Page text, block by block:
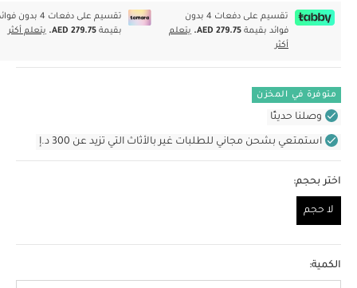
تقسيم على دفعات 4 بدون
فوائد بقيمة AED 279.75.
يتعلم
أكثر
تقسيم على دفعات 4 بدون
بقيمةAED 279.75. يتعلم أكثر
متوفرة في المخزن
وصلنا حديثًا
استمتعي بشحن مجاني للطلبات غير بالأثاث التي تزيد عن 300 د.إ
اختر بحجم:
لا حجم
الكمية: